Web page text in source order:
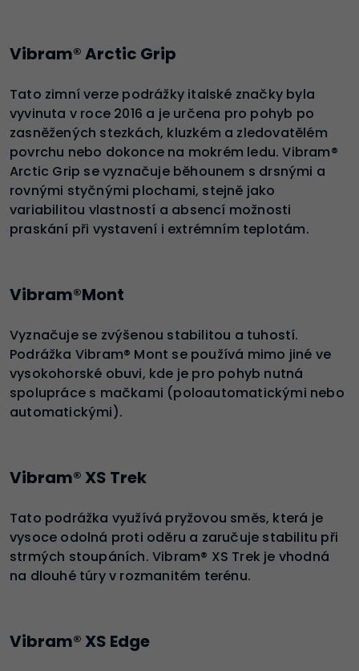
Vibram® Arctic Grip
Tato zimní verze podrážky italské značky byla
vyvinuta v roce 2016 a je určena pro pohyb po
zasněžených stezkách, kluzkém a zledovatělém
povrchu nebo dokonce na mokrém ledu. Vibram®
Arctic Grip se vyznačuje běhounem s drsnými a
rovnými styčnými plochami, stejně jako
variabilitou vlastností a absencí možnosti
praskání při vystavení i extrémním teplotám.
Vibram®Mont
Vyznačuje se zvýšenou stabilitou a tuhostí.
Podrážka Vibram® Mont se používá mimo jiné ve
vysokohorské obuvi, kde je pro pohyb nutná
spolupráce s mačkami (poloautomatickými nebo
automatickými).
Vibram® XS Trek
Tato podrážka využívá pryžovou směs, která je
vysoce odolná proti oděru a zaručuje stabilitu při
strmých stoupáních. Vibram® XS Trek je vhodná
na dlouhé túry v rozmanitém terénu.
Vibram® XS Edge